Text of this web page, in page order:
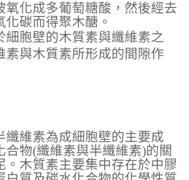
氧化成多葡萄糖酸，然後經去
碳而得聚木醣。
細胞壁的木質素與纖維素之
素與木質素所形成的間隙作
纖維素為成細胞壁的主要成
合物(纖維素與半纖維素)的關
。木質素主要集中存在於中膠